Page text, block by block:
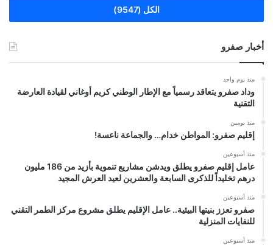
الكل (9547)
أخبار صفرو
منذ يوم واحد
وداد صفرو يتعاقد رسمياً مع الإطار الوطني كريم أوغاني لقيادة العارضة
التقنية
منذ يومين
إقليم صفرو: المواطن خدام… والجماعة ناعسة!
منذ أسبوعين
عامل إقليم صفرو يطلق ويدشن مشاريع تنموية بأزيد من 186 مليون
درهم تخليداً للذكرى السابعة والعشرين لعيد العرش المجيد
منذ أسبوعين
صفرو تعزز بنيتها البيئية.. عامل الإقليم يطلق مشروع مركز الطمر التقني
للنفايات المنزلية
منذ أسبوعين